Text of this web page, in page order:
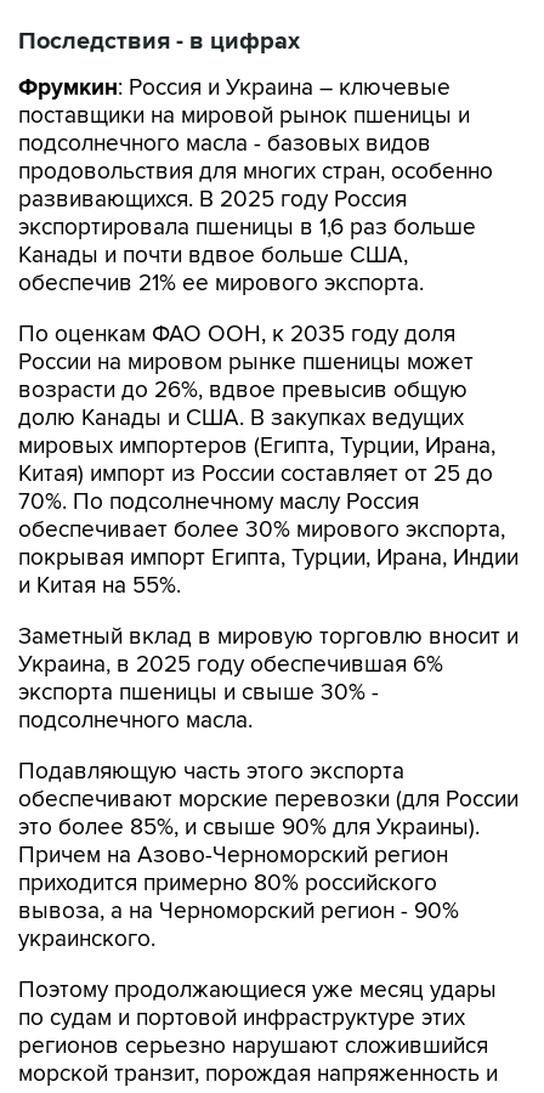
Последствия - в цифрах
Фрумкин: Россия и Украина – ключевые
поставщики на мировой рынок пшеницы и
подсолнечного масла - базовых видов
продовольствия для многих стран, особенно
развивающихся. В 2025 году Россия
экспортировала пшеницы в 1,6 раз больше
Канады и почти вдвое больше США,
обеспечив 21% ее мирового экспорта.
По оценкам ФАО ООН, к 2035 году доля
России на мировом рынке пшеницы может
возрасти до 26%, вдвое превысив общую
долю Канады и США. В закупках ведущих
мировых импортеров (Египта, Турции, Ирана,
Китая) импорт из России составляет от 25 до
70%. По подсолнечному маслу Россия
обеспечивает более 30% мирового экспорта,
покрывая импорт Египта, Турции, Ирана, Индии
и Китая на 55%.
Заметный вклад в мировую торговлю вносит и
Украина, в 2025 году обеспечившая 6%
экспорта пшеницы и свыше 30% -
подсолнечного масла.
Подавляющую часть этого экспорта
обеспечивают морские перевозки (для России
это более 85%, и свыше 90% для Украины).
Причем на Азово-Черноморский регион
приходится примерно 80% российского
вывоза, а на Черноморский регион - 90%
украинского.
Поэтому продолжающиеся уже месяц удары
по судам и портовой инфраструктуре этих
регионов серьезно нарушают сложившийся
морской транзит, порождая напряженность и